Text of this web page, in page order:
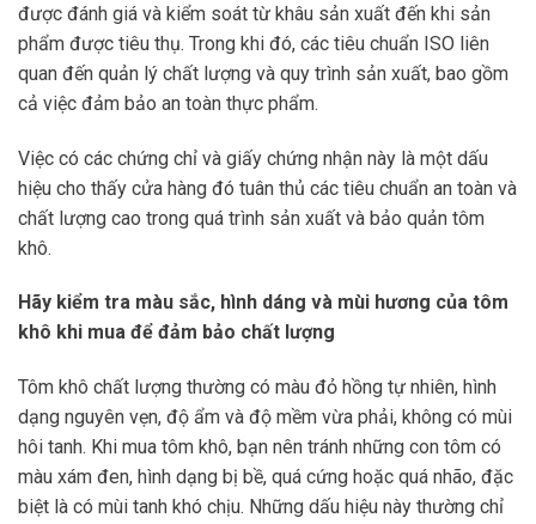
được đánh giá và kiểm soát từ khâu sản xuất đến khi sản
phẩm được tiêu thụ. Trong khi đó, các tiêu chuẩn ISO liên
quan đến quản lý chất lượng và quy trình sản xuất, bao gồm
cả việc đảm bảo an toàn thực phẩm.
Việc có các chứng chỉ và giấy chứng nhận này là một dấu
hiệu cho thấy cửa hàng đó tuân thủ các tiêu chuẩn an toàn và
chất lượng cao trong quá trình sản xuất và bảo quản tôm
khô.
Hãy kiểm tra màu sắc, hình dáng và mùi hương của tôm
khô khi mua để đảm bảo chất lượng
Tôm khô chất lượng thường có màu đỏ hồng tự nhiên, hình
dạng nguyên vẹn, độ ẩm và độ mềm vừa phải, không có mùi
hôi tanh. Khi mua tôm khô, bạn nên tránh những con tôm có
màu xám đen, hình dạng bị bề, quá cứng hoặc quá nhão, đặc
biệt là có mùi tanh khó chịu. Những dấu hiệu này thường chỉ